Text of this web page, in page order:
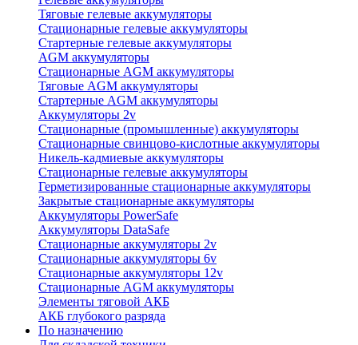
Тяговые гелевые аккумуляторы
Стационарные гелевые аккумуляторы
Стартерные гелевые аккумуляторы
AGM аккумуляторы
Стационарные AGM аккумуляторы
Тяговые AGM аккумуляторы
Стартерные AGM аккумуляторы
Аккумуляторы 2v
Стационарные (промышленные) аккумуляторы
Стационарные свинцово-кислотные аккумуляторы
Никель-кадмиевые аккумуляторы
Стационарные гелевые аккумуляторы
Герметизированные стационарные аккумуляторы
Закрытые стационарные аккумуляторы
Аккумуляторы PowerSafe
Аккумуляторы DataSafe
Стационарные аккумуляторы 2v
Стационарные аккумуляторы 6v
Стационарные аккумуляторы 12v
Стационарные AGM аккумуляторы
Элементы тяговой АКБ
АКБ глубокого разряда
По назначению